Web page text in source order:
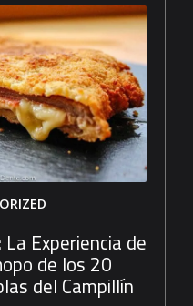
Experiencia de
de los 20
del Campillín